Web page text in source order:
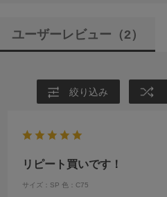
ユーザーレビュー （2）
絞り込み
リピート買いです！
サイズ：SP 色：C75